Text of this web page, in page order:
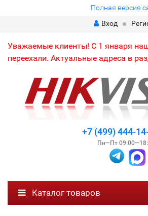
Полная версия
Вход
Уважаемые клиенты! С 1 января
переехали. Актуальные адреса в
+7 (499) 444-
Пн—Пт
Каталог товаров